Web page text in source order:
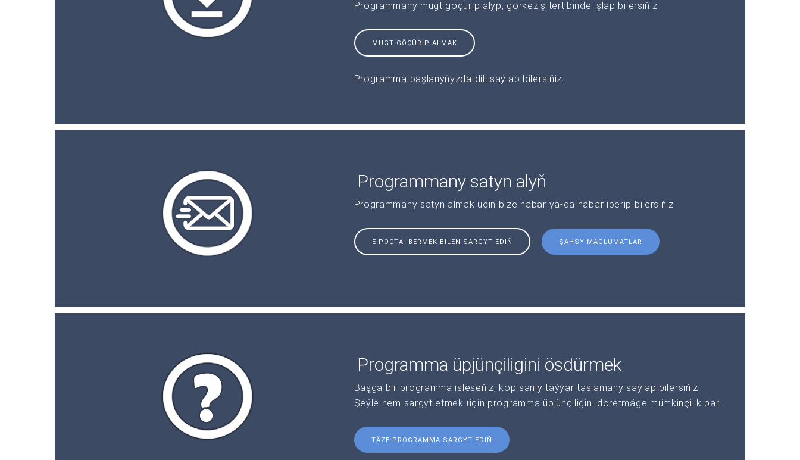
Programmany mugt göçürip alyp, görkeziş tertibinde işläp bilersiňiz
MUGT GÖÇÜRIP ALMAK
Programma başlanyňyzda dili saýlap bilersiňiz.
Programmany satyn alyň
Programmany satyn almak üçin bize habar ýa-da habar iberip bilersiňiz
E-POÇTA IBERMEK BILEN SARGYT EDIŇ ŞAHSY MAGLUMATLAR
Programma üpjünçiligini ösdürmek
Başga bir programma isleseňiz, köp sanly taýýar taslamany saýlap bilersiňiz.
Şeýle hem sargyt etmek üçin programma üpjünçiligini döretmäge mümkinçilik bar.
TÄZE PROGRAMMA SARGYT EDIŇ